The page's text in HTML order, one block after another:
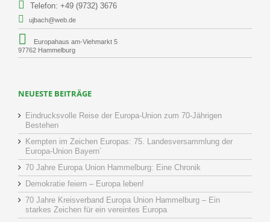
Telefon: +49 (9732) 3676
ujbach@web.de
Europahaus am-Viehmarkt 5
97762 Hammelburg
NEUESTE BEITRÄGE
Eindrucksvolle Reise der Europa-Union zum 70-Jährigen
Bestehen
Kempten im Zeichen Europas: 75. Landesversammlung der
Europa-Union Bayern´
70 Jahre Europa Union Hammelburg: Eine Chronik
Demokratie feiern – Europa leben!
70 Jahre Kreisverband Europa Union Hammelburg – Ein
starkes Zeichen für ein vereintes Europa